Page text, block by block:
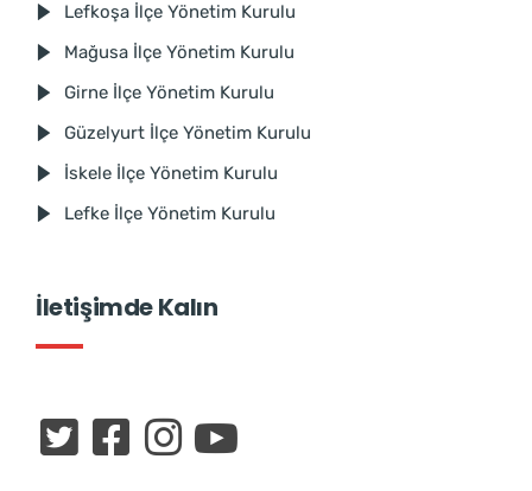
Lefkoşa İlçe Yönetim Kurulu
Mağusa İlçe Yönetim Kurulu
Girne İlçe Yönetim Kurulu
Güzelyurt İlçe Yönetim Kurulu
İskele İlçe Yönetim Kurulu
Lefke İlçe Yönetim Kurulu
İletişimde Kalın